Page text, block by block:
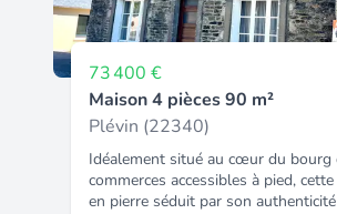
73 400 €
Maison 4 pièces 90 m²
Plévin (22340)
Idéalement situé au cœur du bourg
commerces accessibles à pied,
en pierre séduit par son